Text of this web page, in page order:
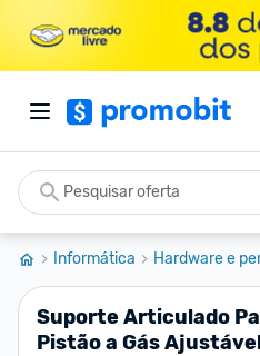
Informática Hardware e
Suporte Articulado
Pistão a Gás